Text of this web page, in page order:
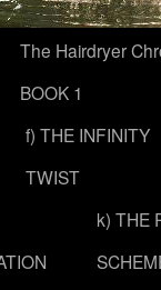
The Hairdryer
BOOK 1
f) THE INFINITY
TWIST
k) THE